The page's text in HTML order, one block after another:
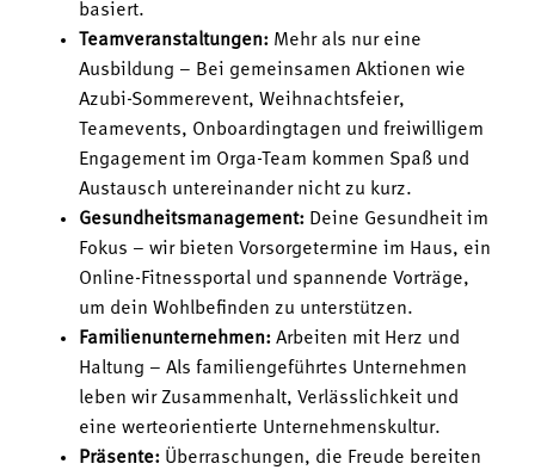
basiert.
Teamveranstaltungen: Mehr als nur eine
Ausbildung – Bei gemeinsamen Aktionen wie
Azubi-Sommerevent, Weihnachtsfeier,
Teamevents, Onboardingtagen und freiwilligem
Engagement im Orga-Team kommen Spaß und
Austausch untereinander nicht zu kurz.
Gesundheitsmanagement: Deine Gesundheit im
Fokus – wir bieten Vorsorgetermine im Haus, ein
Online-Fitnessportal und spannende Vorträge,
um dein Wohlbefinden zu unterstützen.
Familienunternehmen: Arbeiten mit Herz und
Haltung – Als familiengeführtes Unternehmen
leben wir Zusammenhalt, Verlässlichkeit und
eine werteorientierte Unternehmenskultur.
Präsente: Überraschungen, die Freude bereiten